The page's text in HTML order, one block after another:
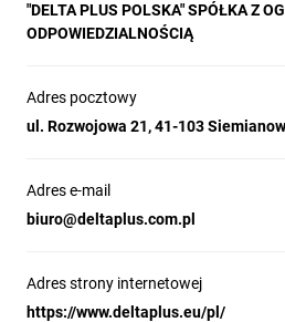
"DELTA PLUS POLSKA" SPÓŁKA Z
ODPOWIEDZIALNOŚCIĄ
Adres pocztowy
ul. Rozwojowa 21, 41-103
Adres e-mail
biuro@deltaplus.com.pl
Adres strony internetowej
https://www.deltaplus.eu/pl/